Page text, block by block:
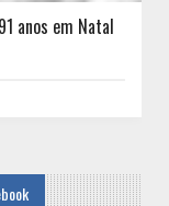
anos em Natal